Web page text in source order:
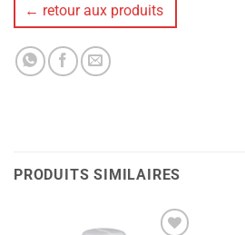
← retour aux produits
PRODUITS SIMILAIRES